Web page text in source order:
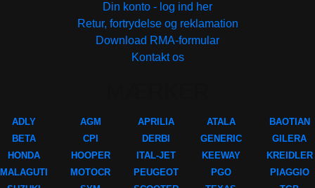
Din konto - log ind her
Retur, fortrydelse og reklamation
Download RMA-formular
Kontakt os
ADLY
BETA
HONDA
MALAGUTI
AGM
CPI
HOOPER
MOTOCR
APRILIA
DERBI
ITAL-JET
PEUGEOT
ATALA
GENERIC
KEEWAY
PGO
BAOTIAN
GILERA
KREIDLER
PIAGGIO